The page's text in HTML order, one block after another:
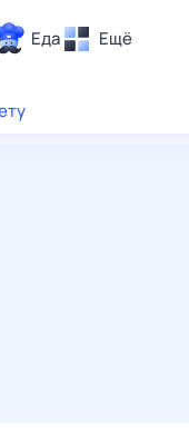
Еда Ещё